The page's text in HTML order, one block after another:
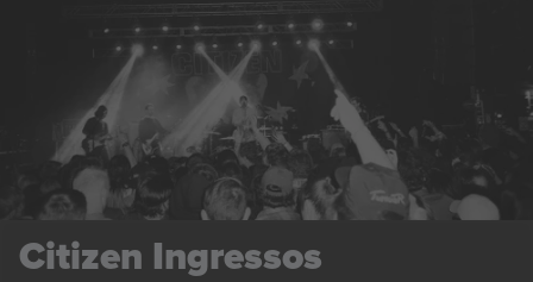
Citizen Ingressos